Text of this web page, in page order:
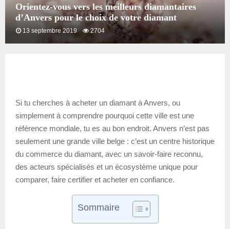
Orientez-vous vers les meilleurs diamantaires
d’Anvers pour le choix de votre diamant
13 septembre 2019 2704
Si tu cherches à acheter un diamant à Anvers, ou
simplement à comprendre pourquoi cette ville est une
référence mondiale, tu es au bon endroit. Anvers n’est pas
seulement une grande ville belge : c’est un centre historique
du commerce du diamant, avec un savoir-faire reconnu,
des acteurs spécialisés et un écosystème unique pour
comparer, faire certifier et acheter en confiance.
Sommaire